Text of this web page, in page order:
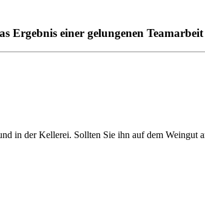
Ergebnis einer gelungenen Teamarbeit
in der Kellerei. Sollten Sie ihn auf dem Weingut